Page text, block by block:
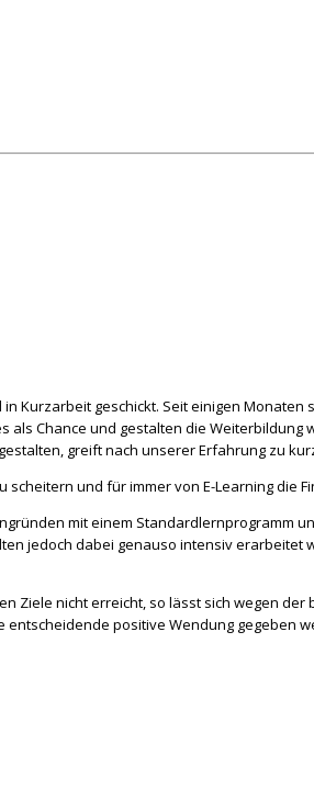
Kurzarbeit geschickt. Seit einigen
Chance und gestalten die Weiterbildung
greift nach unserer Erfahrung zu
und für immer von E-Learning die
mit einem Standardlernprogramm
jedoch dabei genauso intensiv
Ziele nicht erreicht, so lässt sich wegen
positive Wendung gegeben